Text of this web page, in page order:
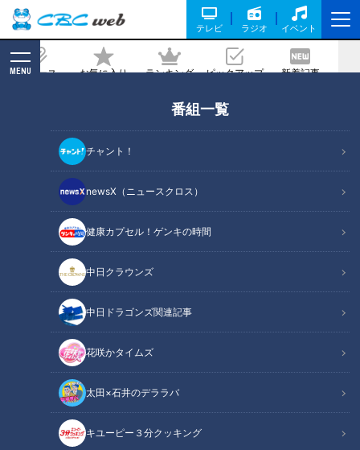
テレビ ラジオ イベント
ニュース お気に入り ランキング ピックアップ 新着記事
MENU
番組一覧
チャント！
newsX（ニュースクロス）
健康カプセル！ゲンキの時間
中日クラウンズ
中日ドラゴンズ関連記事
花咲かタイムズ
太田×石井のデララバ
キユーピー３分クッキング
ン戦とシーズン成績、関係性を調べてみ
2019/03/28 10:10
「優勝時と似てないか？」中日のオープン戦とシーズン成績、関係性を調べて